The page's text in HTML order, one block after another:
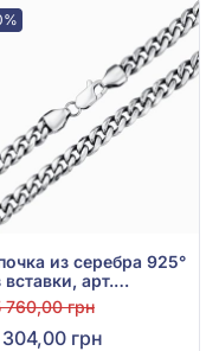
из серебра 925°
вставки, арт.
5 Е
760,00 грн
грн